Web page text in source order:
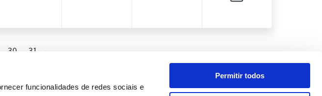
funcionalidades de redes sociais e
Permitir todos
30 31